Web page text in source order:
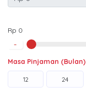
Rp 0
-
Masa Pinjaman (Bulan)
12 24